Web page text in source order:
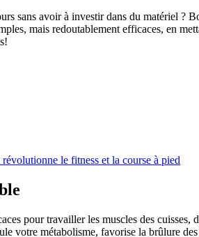
sans avoir à investir dans du matériel ?
mais redoutablement efficaces, en
le fitness et la course à pied
pour travailler les muscles des cuisses,
votre métabolisme, favorise la brûlure